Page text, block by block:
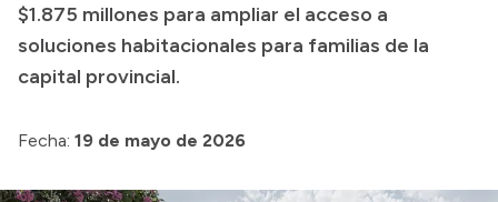
$1.875 millones para ampliar el acceso a
soluciones habitacionales para familias de la
capital provincial.
Fecha: 19 de mayo de 2026